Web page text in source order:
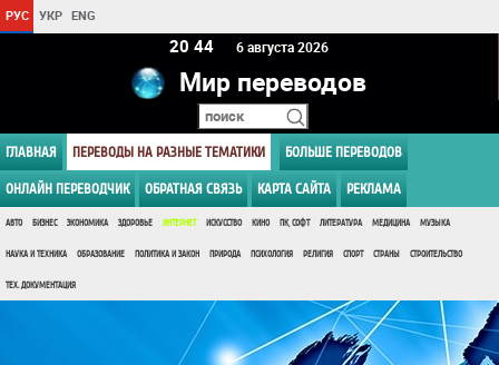
РУС УКР ENG
20:44 6 августа 2026
Мир переводов
ГЛАВНАЯ ПЕРЕВОДЫ НА РАЗНЫЕ ТЕМАТИКИ БОЛЬШЕ ПЕРЕВОДОВ
ОНЛАЙН ПЕРЕВОДЧИК ОБРАТНАЯ СВЯЗЬ КАРТА САЙТА РЕКЛАМА
АВТО БИЗНЕС ЭКОНОМИКА ЗДОРОВЬЕ ИНТЕРНЕТ ИСКУССТВО КИНО ПК, СОФТ ЛИТЕРАТУРА МЕДИЦИНА МУЗЫКА
НАУКА И ТЕХНИКА ОБРАЗОВАНИЕ ПОЛИТИКА И ЗАКОН ПРИРОДА ПСИХОЛОГИЯ РЕЛИГИЯ СПОРТ СТРАНЫ СТРОИТЕЛЬСТВО
ТЕХ. ДОКУМЕНТАЦИЯ